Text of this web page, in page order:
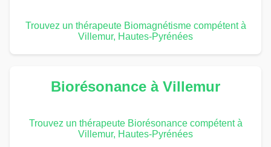
Trouvez un thérapeute Biomagnétisme compétent à
Villemur, Hautes-Pyrénées
Biorésonance à Villemur
Trouvez un thérapeute Biorésonance compétent à
Villemur, Hautes-Pyrénées